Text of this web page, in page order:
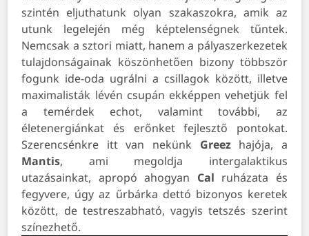
szintén eljuthatunk olyan szakaszokra, amik az
utunk legelején még képtelenségnek tűntek.
Nemcsak a sztori miatt, hanem a pályaszerkezetek
tulajdonságainak köszönhetően bizony többször
fogunk ide-oda ugrálni a csillagok között, illetve
maximalisták lévén csupán ekképpen vehetjük fel
a temérdek echot, valamint további, az
életenergiánkat és erőnket fejlesztő pontokat.
Szerencsénkre itt van nekünk Greezhajója, a
Mantis, ami megoldja intergalaktikus
utazásainkat, apropó ahogyan Cal ruházata és
fegyvere, úgy az űrbárka dettó bizonyos keretek
között, de testreszabható, vagyis tetszés szerint
színezhető.